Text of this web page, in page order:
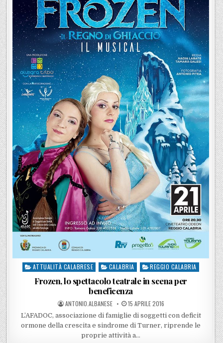
Posted in
ATTUALITÀ CALABRESE CALABRIA REGGIO CALABRIA
Frozen, lo spettacolo teatrale in scena per
beneficenza
POSTED BY
ANTONIO.ALBANESE POSTED ON
15 APRILE 2016
L’AFADOC, associazione di famiglie di soggetti con deficit
ormone della crescita e sindrome di Turner, riprende le
proprie attività a…